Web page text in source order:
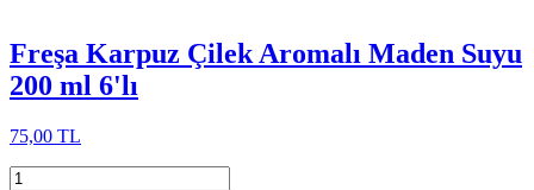
Freşa Karpuz Çilek Aromalı Maden Suyu
200 ml 6'lı
75,00 TL